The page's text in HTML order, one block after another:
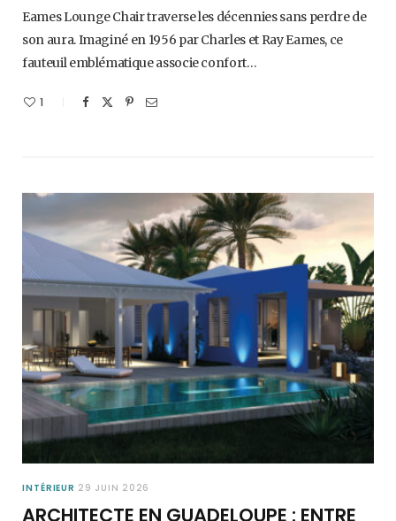
Eames Lounge Chair traverse les décennies sans perdre de
son aura. Imaginé en 1956 par Charles et Ray Eames, ce
fauteuil emblématique associe confort…
1
INTÉRIEUR 29 JUIN 2026
ARCHITECTE EN GUADELOUPE : ENTRE